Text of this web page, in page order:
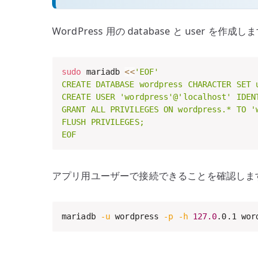
WordPress 用の database と user を作成しま
sudo mariadb <<'EOF'
CREATE DATABASE wordpress CHARACTER
CREATE USER 'wordpress'@'localhost'
GRANT ALL PRIVILEGES ON wordpress.*
FLUSH PRIVILEGES;
EOF
アプリ用ユーザーで接続できることを確認しま
mariadb -u wordpress -p -h 127.0.0.1